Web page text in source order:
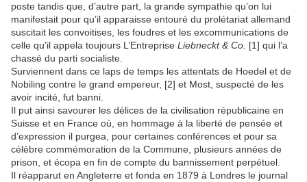
poste tandis que, d’autre part, la grande sympathie qu’on lui
manifestait pour qu’il apparaisse entouré du prolétariat allemand
suscitait les convoitises, les foudres et les excommunications de
celle qu’il appela toujours L’Entreprise Liebneckt & Co. [1] qui l’a
chassé du parti socialiste.
Surviennent dans ce laps de temps les attentats de Hoedel et de
Nobiling contre le grand empereur, [2] et Most, suspecté de les
avoir incité, fut banni.
Il put ainsi savourer les délices de la civilisation républicaine en
Suisse et en France où, en hommage à la liberté de pensée et
d’expression il purgea, pour certaines conférences et pour sa
célèbre commémoration de la Commune, plusieurs années de
prison, et écopa en fin de compte du bannissement perpétuel.
Il réapparut en Angleterre et fonda en 1879 à Londres le journal